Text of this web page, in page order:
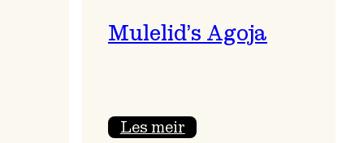
Mulelid’s Agoja
Les meir: